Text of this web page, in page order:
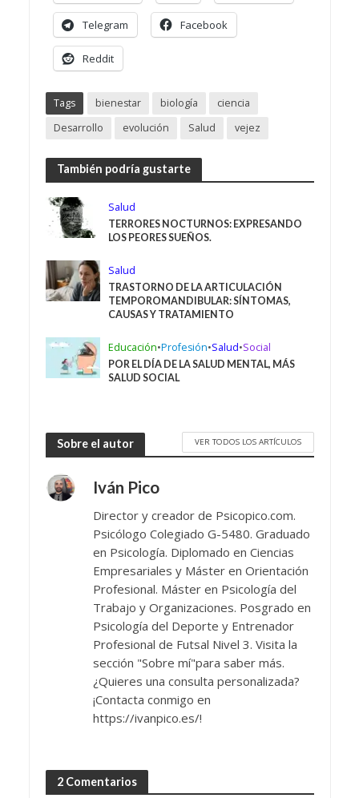
Telegram Facebook
Reddit
Tags bienestar biología
ciencia
Desarrollo
evolución Salud vejez
También podría gustarte
Salud
TERRORES NOCTURNOS: EXPRESANDO
LOS PEORES SUEÑOS.
Salud
TRASTORNO DE LA ARTICULACIÓN
TEMPOROMANDIBULAR: SÍNTOMAS,
CAUSAS Y TRATAMIENTO
Educación•Profesión•Salud•Social
POR EL DÍA DE LA SALUD MENTAL, MÁS
SALUD SOCIAL
Sobre el autor VER TODOS LOS ARTÍCULOS
Iván Pico
Director y creador de Psicopico.com.
Psicólogo Colegiado G-5480. Graduado
en Psicología. Diplomado en Ciencias
Empresariales y Máster en Orientación
Profesional. Máster en Psicología del
Trabajo y Organizaciones. Posgrado en
Psicología del Deporte y Entrenador
Profesional de Futsal Nivel 3. Visita la
sección "Sobre mí"para saber más.
¿Quieres una consulta personalizada?
¡Contacta conmigo en
https://ivanpico.es/!
2 Comentarios